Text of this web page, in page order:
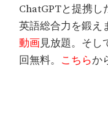
ChatGPTと提携
英語総合力を鍛え
動画見放題。そし
回無料。 こちらか